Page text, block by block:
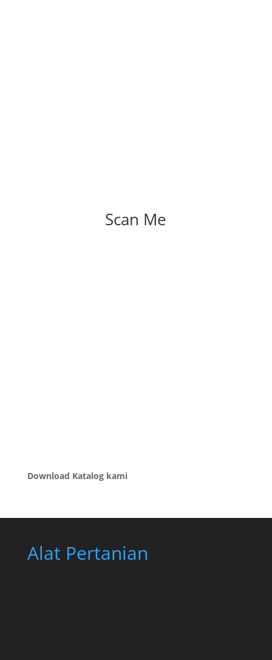
Scan Me
Download Katalog kami
Alat Pertanian